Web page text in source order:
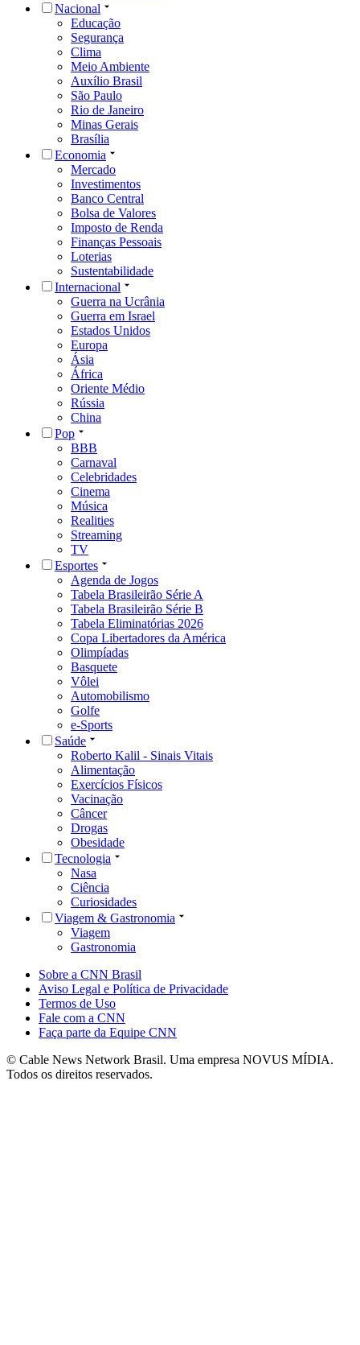
Nacional
Educação
Segurança
Clima
Meio Ambiente
Auxílio Brasil
São Paulo
Rio de Janeiro
Minas Gerais
Brasília
Economia
Mercado
Investimentos
Banco Central
Bolsa de Valores
Imposto de Renda
Finanças Pessoais
Loterias
Sustentabilidade
Internacional
Guerra na Ucrânia
Guerra em Israel
Estados Unidos
Europa
Ásia
África
Oriente Médio
Rússia
China
Pop
BBB
Carnaval
Celebridades
Cinema
Música
Realities
Streaming
TV
Esportes
Agenda de Jogos
Tabela Brasileirão Série A
Tabela Brasileirão Série B
Tabela Eliminatórias 2026
Copa Libertadores da América
Olimpíadas
Basquete
Vôlei
Automobilismo
Golfe
e-Sports
Saúde
Roberto Kalil - Sinais Vitais
Alimentação
Exercícios Físicos
Vacinação
Câncer
Drogas
Obesidade
Tecnologia
Nasa
Ciência
Curiosidades
Viagem & Gastronomia
Viagem
Gastronomia
Sobre a CNN Brasil
Aviso Legal e Política de Privacidade
Termos de Uso
Fale com a CNN
Faça parte da Equipe CNN
© Cable News Network Brasil. Uma empresa NOVUS MÍDIA.
Todos os direitos reservados.